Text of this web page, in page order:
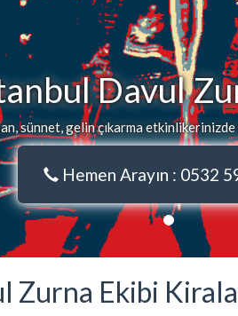
Davul
sünnet, gelin çıkarma
Hemen Arayın : 0532
Zurna Ekibi